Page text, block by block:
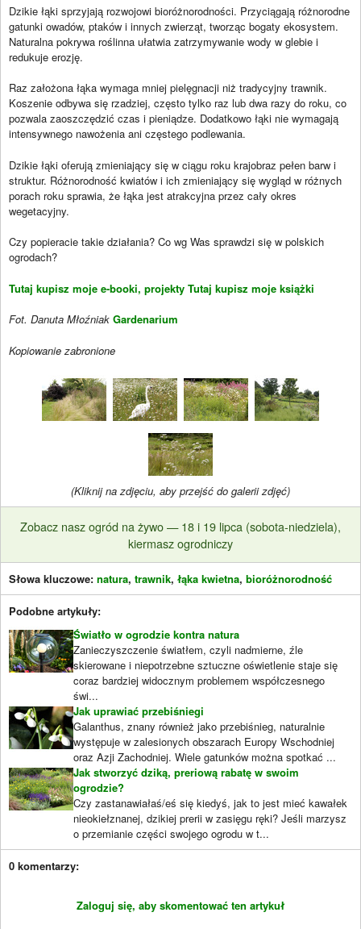
Dzikie łąki sprzyjają rozwojowi bioróżnorodności. Przyciągają różnorodne
gatunki owadów, ptaków i innych zwierząt, tworząc bogaty ekosystem.
Naturalna pokrywa roślinna ułatwia zatrzymywanie wody w glebie i
redukuje erozję.
Raz założona łąka wymaga mniej pielęgnacji niż tradycyjny trawnik.
Koszenie odbywa się rzadziej, często tylko raz lub dwa razy do roku, co
pozwala zaoszczędzić czas i pieniądze. Dodatkowo łąki nie wymagają
intensywnego nawożenia ani częstego podlewania.
Dzikie łąki oferują zmieniający się w ciągu roku krajobraz pełen barw i
struktur. Różnorodność kwiatów i ich zmieniający się wygląd w różnych
porach roku sprawia, że łąka jest atrakcyjna przez cały okres
wegetacyjny.
Czy popieracie takie działania? Co wg Was sprawdzi się w polskich
ogrodach?
Tutaj kupisz moje e-booki, projekty Tutaj kupisz moje książki
Fot. Danuta Młoźniak Gardenarium
Kopiowanie zabronione
(Kliknij na zdjęciu, aby przejść do galerii zdjęć)
Zobacz nasz ogród na żywo — 18 i 19 lipca (sobota-niedziela),
kiermasz ogrodniczy
Słowa kluczowe: natura, trawnik, łąka kwietna, bioróżnorodność
Podobne artykuły:
Światło w ogrodzie kontra natura
Zanieczyszczenie światłem, czyli nadmierne, źle
skierowane i niepotrzebne sztuczne oświetlenie staje się
coraz bardziej widocznym problemem współczesnego
świ...
Jak uprawiać przebiśniegi
Galanthus, znany również jako przebiśnieg, naturalnie
występuje w zalesionych obszarach Europy Wschodniej
oraz Azji Zachodniej. Wiele gatunków można spotkać ...
Jak stworzyć dziką, preriową rabatę w swoim
ogrodzie?
Czy zastanawiałaś/eś się kiedyś, jak to jest mieć kawałek
nieokiełznanej, dzikiej prerii w zasięgu ręki? Jeśli marzysz
o przemianie części swojego ogrodu w t...
0 komentarzy:
Zaloguj się, aby skomentować ten artykuł